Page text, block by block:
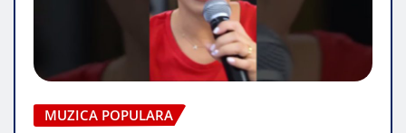
MUZICA POPULARA